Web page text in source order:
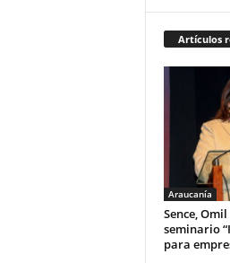
Artículos
Araucanía
Sence,
seminario
para